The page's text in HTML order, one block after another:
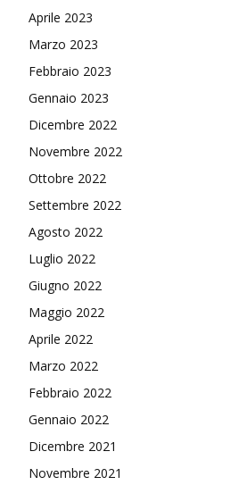
Aprile 2023
Marzo 2023
Febbraio 2023
Gennaio 2023
Dicembre 2022
Novembre 2022
Ottobre 2022
Settembre 2022
Agosto 2022
Luglio 2022
Giugno 2022
Maggio 2022
Aprile 2022
Marzo 2022
Febbraio 2022
Gennaio 2022
Dicembre 2021
Novembre 2021